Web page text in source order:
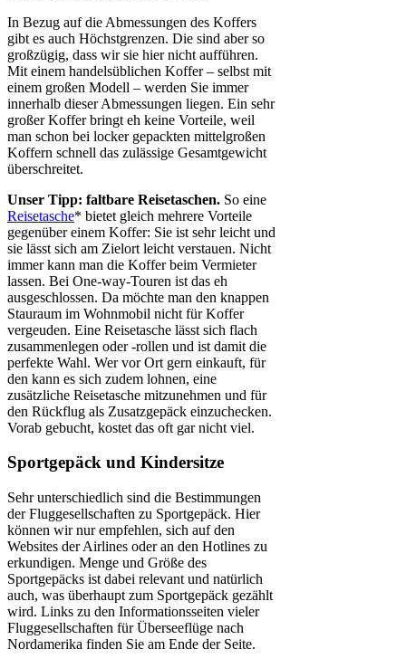
In Bezug auf die Abmessungen des Koffers
gibt es auch Höchstgrenzen. Die sind aber so
großzügig, dass wir sie hier nicht aufführen.
Mit einem handelsüblichen Koffer – selbst mit
einem großen Modell – werden Sie immer
innerhalb dieser Abmessungen liegen. Ein sehr
großer Koffer bringt eh keine Vorteile, weil
man schon bei locker gepackten mittelgroßen
Koffern schnell das zulässige Gesamtgewicht
überschreitet.
Unser Tipp: faltbare Reisetaschen. So eine
Reisetasche* bietet gleich mehrere Vorteile
gegenüber einem Koffer: Sie ist sehr leicht und
sie lässt sich am Zielort leicht verstauen. Nicht
immer kann man die Koffer beim Vermieter
lassen. Bei One-way-Touren ist das eh
ausgeschlossen. Da möchte man den knappen
Stauraum im Wohnmobil nicht für Koffer
vergeuden. Eine Reisetasche lässt sich flach
zusammenlegen oder -rollen und ist damit die
perfekte Wahl. Wer vor Ort gern einkauft, für
den kann es sich zudem lohnen, eine
zusätzliche Reisetasche mitzunehmen und für
den Rückflug als Zusatzgepäck einzuchecken.
Vorab gebucht, kostet das oft gar nicht viel.
Sportgepäck und Kindersitze
Sehr unterschiedlich sind die Bestimmungen
der Fluggesellschaften zu Sportgepäck. Hier
können wir nur empfehlen, sich auf den
Websites der Airlines oder an den Hotlines zu
erkundigen. Menge und Größe des
Sportgepäcks ist dabei relevant und natürlich
auch, was überhaupt zum Sportgepäck gezählt
wird. Links zu den Informationsseiten vieler
Fluggesellschaften für Überseeflüge nach
Nordamerika finden Sie am Ende der Seite.